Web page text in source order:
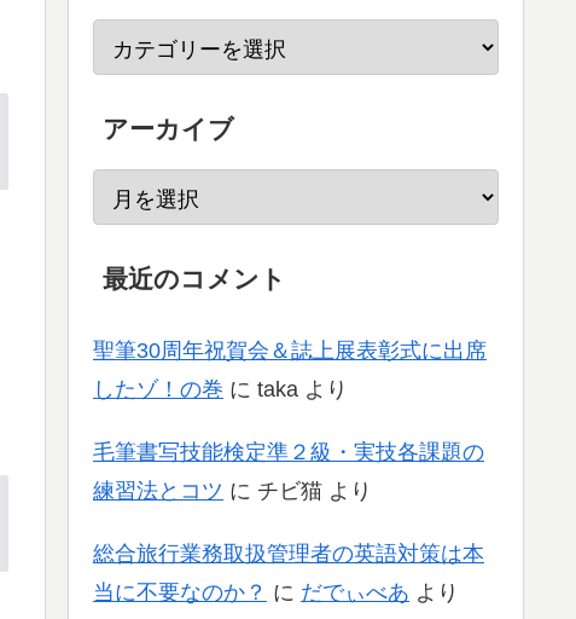
アーカイブ
最近のコメント
聖筆30周年祝賀会＆誌上展表彰式に出席
したゾ！の巻 に taka より
毛筆書写技能検定準２級・実技各課題の
練習法とコツ に チビ猫 より
総合旅行業務取扱管理者の英語対策は本
当に不要なのか？ に だでぃべあ より